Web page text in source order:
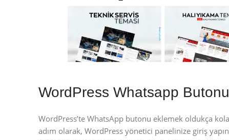
WordPress Whatsapp
WordPress’te WhatsApp butonu eklemek oldukça
adım olarak, WordPress yönetici panelinize giriş